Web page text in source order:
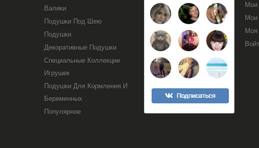
Валики
Подушки Под Шею
Подушки
Декоративные Подушки
Специальные Коллекции
Игрушек
Подушки Для Кормления И
Беременных
Популярное
Мои
Мои
Моя